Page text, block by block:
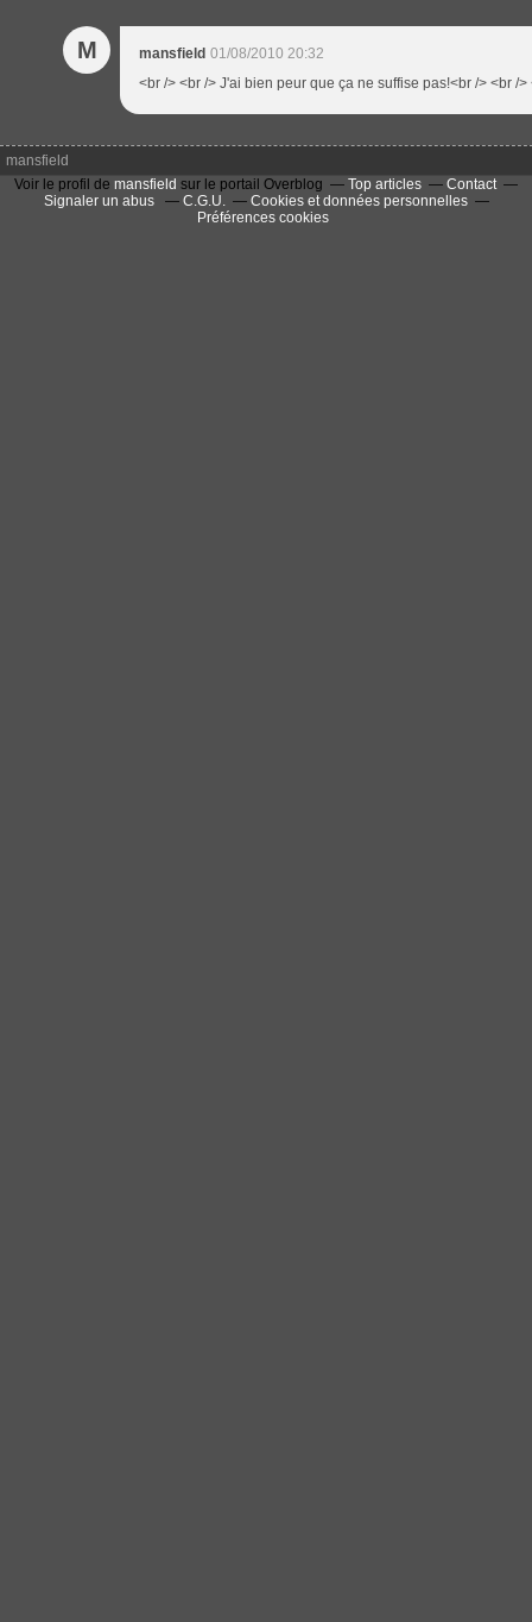
M mansfield 01/08/2010 20:32
<br /> <br /> J'ai bien peur que ça ne suffise pas!<br /> <br />
mansfield
Voir le profil de mansfield sur le portail Overblog Top articles
Contact
Signaler un abus
C.G.U.
Cookies et données personnelles
Préférences cookies